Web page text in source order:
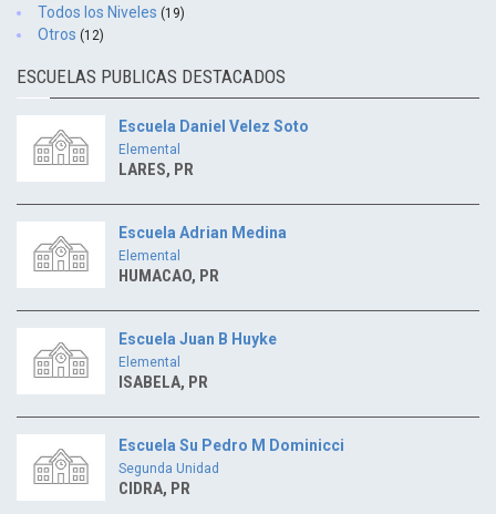
Todos los Niveles (19)
Otros (12)
ESCUELAS PUBLICAS DESTACADOS
Escuela Daniel Velez Soto
Elemental
LARES, PR
Escuela Adrian Medina
Elemental
HUMACAO, PR
Escuela Juan B Huyke
Elemental
ISABELA, PR
Escuela Su Pedro M Dominicci
Segunda Unidad
CIDRA, PR